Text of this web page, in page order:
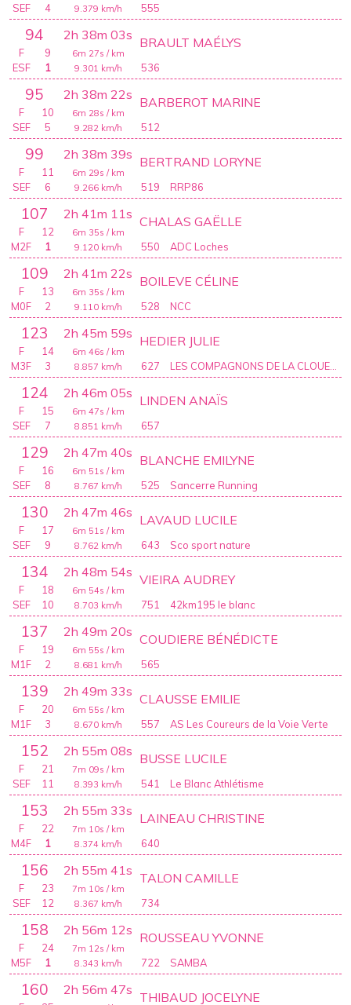
555
9.379 km/h
SEF
4
94 2h 38m 03s
536
BRAULT MAÉLYS
6m 27s / km
9.301 km/h
F
9
ESF
1
95 2h 38m 22s
512
BARBEROT MARINE
6m 28s / km
9.282 km/h
F
10
SEF
5
99 2h 38m 39s
519
BERTRAND LORYNE
6m 29s / km
9.266 km/h
F
11
SEF
6 RRP86
107 2h 41m 11s
550
CHALAS GAËLLE
6m 35s / km
9.120 km/h
F
12
M2F
1 ADC Loches
109 2h 41m 22s
528
BOILEVE CÉLINE
6m 35s / km
9.110 km/h
F
13
M0F
2 NCC
123 2h 45m 59s
627
HEDIER JULIE
6m 46s / km
8.857 km/h
F
14
M3F
3
124 2h 46m 05s
657
LINDEN ANAÏS
6m 47s / km
8.851 km/h
F
15
SEF
7
129 2h 47m 40s
525
BLANCHE EMILYNE
6m 51s / km
8.767 km/h
F
16
SEF
8 Sancerre Running
130 2h 47m 46s
643
LAVAUD LUCILE
6m 51s / km
8.762 km/h
F
17
SEF
9 Sco sport nature
134 2h 48m 54s
751
VIEIRA AUDREY
6m 54s / km
8.703 km/h
F
18
SEF
10 42km195 le blanc
137 2h 49m 20s
565
COUDIERE BÉNÉDICTE
6m 55s / km
8.681 km/h
F
19
M1F
2
139 2h 49m 33s
557
CLAUSSE EMILIE
6m 55s / km
8.670 km/h
F
20
M1F
3 AS Les Coureurs de la Voie Verte
152 2h 55m 08s
541
BUSSE LUCILE
7m 09s / km
8.393 km/h
F
21
SEF
11 Le Blanc Athlétisme
153 2h 55m 33s
640
LAINEAU CHRISTINE
7m 10s / km
8.374 km/h
F
22
M4F
1
156 2h 55m 41s
734
TALON CAMILLE
7m 10s / km
8.367 km/h
F
23
SEF
12
158 2h 56m 12s
722
ROUSSEAU YVONNE
7m 12s / km
8.343 km/h
F
24
M5F
1 SAMBA
160 2h 56m 47s THIBAUD JOCELYNE